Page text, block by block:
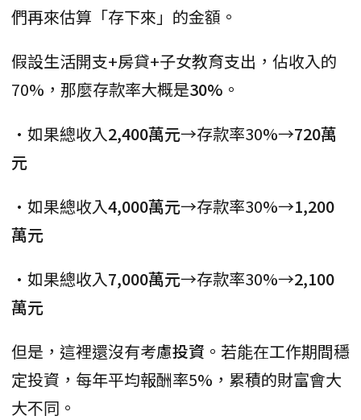
們再來估算「存下來」的金額。
假設生活開支+房貸+子女教育支出，佔收入的
70%，那麼存款率大概是30% 。
•如果總收入2,400萬元→存款率30%→720萬
元
•如果總收入4,000萬元→存款率30%→1,200
萬元
•如果總收入7,000萬元→存款率30%→2,100
萬元
但是，這裡還沒有考慮投資 。若能在工作期間穩
定投資，每年平均報酬率5%，累積的財富會大
大不同。